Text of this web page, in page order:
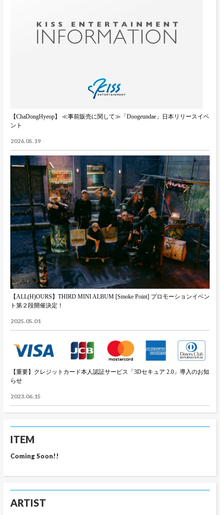
【ChaDongHyeop】 ≪事前販売に関して≫「Doogeundae」日本リリースイベ
ント
2026.05.19
【ALL(H)OURS】THIRD MINI ALBUM [Smoke Point] プロモーションイベン
ト第２段開催決定！
2025.05.01
【重要】クレジットカード本人認証サービス「3Dセキュア 2.0」導入のお知
らせ
2023.06.15
ITEM
Coming Soon!!
ARTIST